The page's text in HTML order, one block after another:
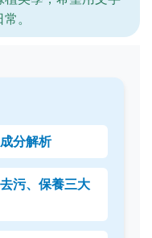
。
分解析
污、保養三大